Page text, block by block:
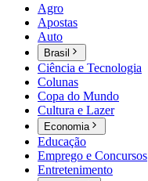
Agro
Apostas
Auto
Brasil
Ciência e Tecnologia
Colunas
Copa do Mundo
Cultura e Lazer
Economia
Educação
Emprego e Concursos
Entretenimento